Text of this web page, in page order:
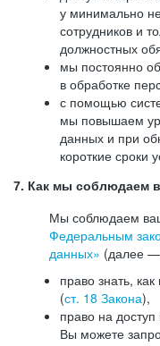
у минимально
сотрудников и
должностных
мы постоянно
в обработке
с помощью
мы повышаем
данных и при
короткие сроки
7. Как мы соблюдаем
Мы соблюдаем
Федеральным
данных» (далее
право знать,
(ст. 18 Закона),
право на
Вы можете